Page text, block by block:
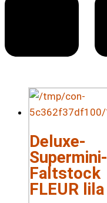
Deluxe-
Supermini-
Faltstock
FLEUR lila